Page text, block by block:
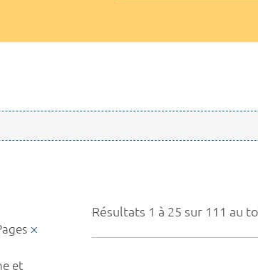
Résultats 1 à 25 sur 111 au
et